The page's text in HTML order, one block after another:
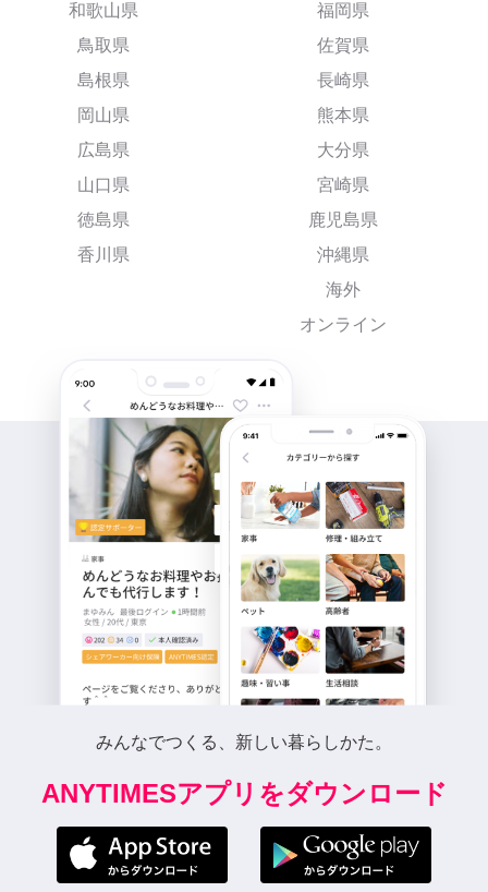
和歌山県
鳥取県
島根県
岡山県
広島県
山口県
徳島県
香川県
福岡県
佐賀県
長崎県
熊本県
大分県
宮崎県
鹿児島県
沖縄県
海外
オンライン
みんなでつくる、新しい暮らしかた。
ANYTIMESアプリをダウンロード